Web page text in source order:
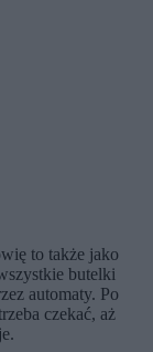
to także jako
butelki
automaty. Po
czekać, aż